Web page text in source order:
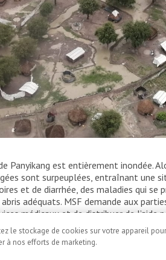
Supérieur, au Soudan du Sud. MSF
Panyikang est entièrement inondée.
sont surpeuplées, entraînant
et de diarrhée, des maladies qui
abris adéquats. MSF demande aux
médicaux et de distribuer de l’aide
le stockage de cookies sur votre appareil
à nos efforts de marketing.